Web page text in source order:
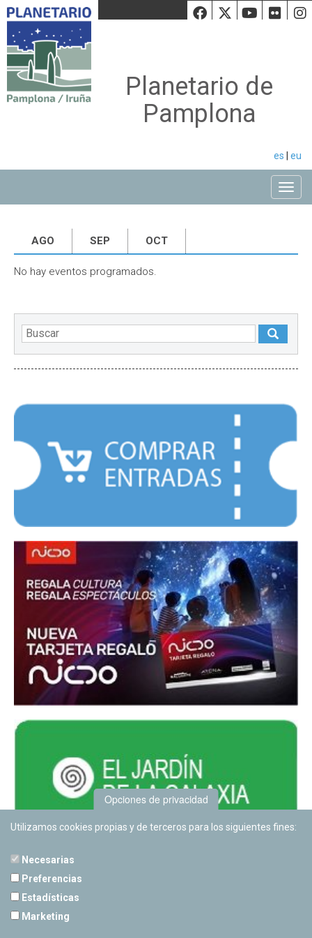
Facebook
Twiiter
Planetario de
Pamplona
es eu
AGO SEP OCT
No hay eventos programados.
Opciones de privacidad
Utilizamos cookies propias y de terceros para los siguientes fines:
Necesarias
Preferencias
Estadísticas
Marketing